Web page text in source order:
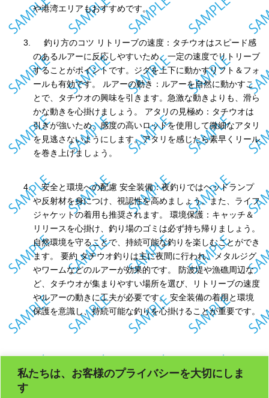
私たちは、お客様のプライバシーを大切にしま
す
や港湾エリアもおすすめです。
釣り方のコツ リトリーブの速度：タチウオはスピード感
のあるルアーに反応しやすいため、一定の速度でリトリーブ
することがポイントです。ジグを上下に動かすリフト＆フォ
ールも有効です。 ルアーの動き：ルアーを自然に動かすこ
とで、タチウオの興味を引きます。急激な動きよりも、滑ら
かな動きを心掛けましょう。 アタリの見極め：タチウオは
引きが強いため、感度の高いロッドを使用して微細なアタリ
を見逃さないようにします。アタリを感じたら素早くリール
を巻き上げましょう。
安全と環境への配慮 安全装備：夜釣りではヘッドランプ
や反射材を身につけ、視認性を高めましょう。また、ライフ
ジャケットの着用も推奨されます。 環境保護：キャッチ＆
リリースを心掛け、釣り場のゴミは必ず持ち帰りましょう。
自然環境を守ることで、持続可能な釣りを楽しむことができ
ます。 要約 タチウオ釣りは主に夜間に行われ、メタルジグ
やワームなどのルアーが効果的です。 防波堤や漁礁周辺な
ど、タチウオが集まりやすい場所を選び、リトリーブの速度
やルアーの動きに工夫が必要です。 安全装備の着用と環境
保護を意識し、持続可能な釣りを心掛けることが重要です。